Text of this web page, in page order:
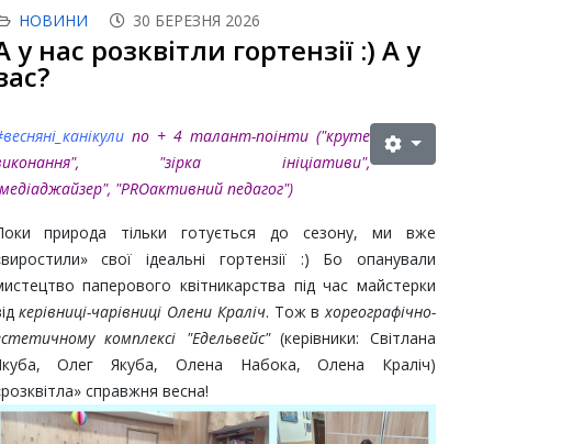
НОВИНИ 30 БЕРЕЗНЯ 2026
у нас розквітли гортензії :) А у
по + 4 талант-поінти ("круте
"зірка ініціативи",
, "PROактивний педагог")
природа тільки готується до сезону, ми вже
свої ідеальні гортензії :) Бо опанували
паперового квітникарства під час майстерки
керівниці-чарівниці Олени Краліч. Тож в хореографічно-
комплексі "Едельвейс"(керівники: Світлана
Олег Якуба, Олена Набока, Олена Краліч)
справжня весна!